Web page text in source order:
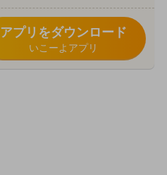
アプリをダウンロード
いこーよアプリ